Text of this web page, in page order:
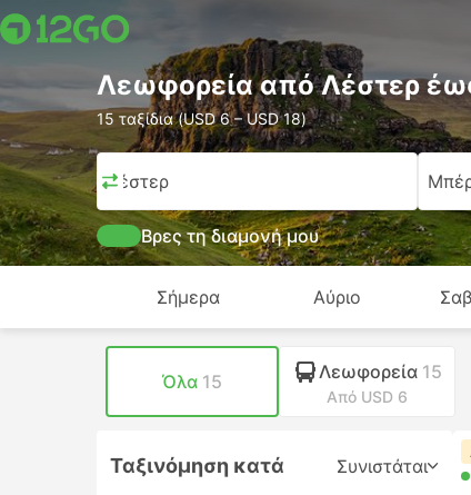
Λεωφορεία από Λέστερ
15 ταξίδια (USD 6 – USD 18)
Λέστερ
Βρες τη διαμονή μου
Σήμερα Αύριο
Όλα 15 Λεωφορεία 15
Από USD 6
Ταξινόμηση κατά Συνιστάται